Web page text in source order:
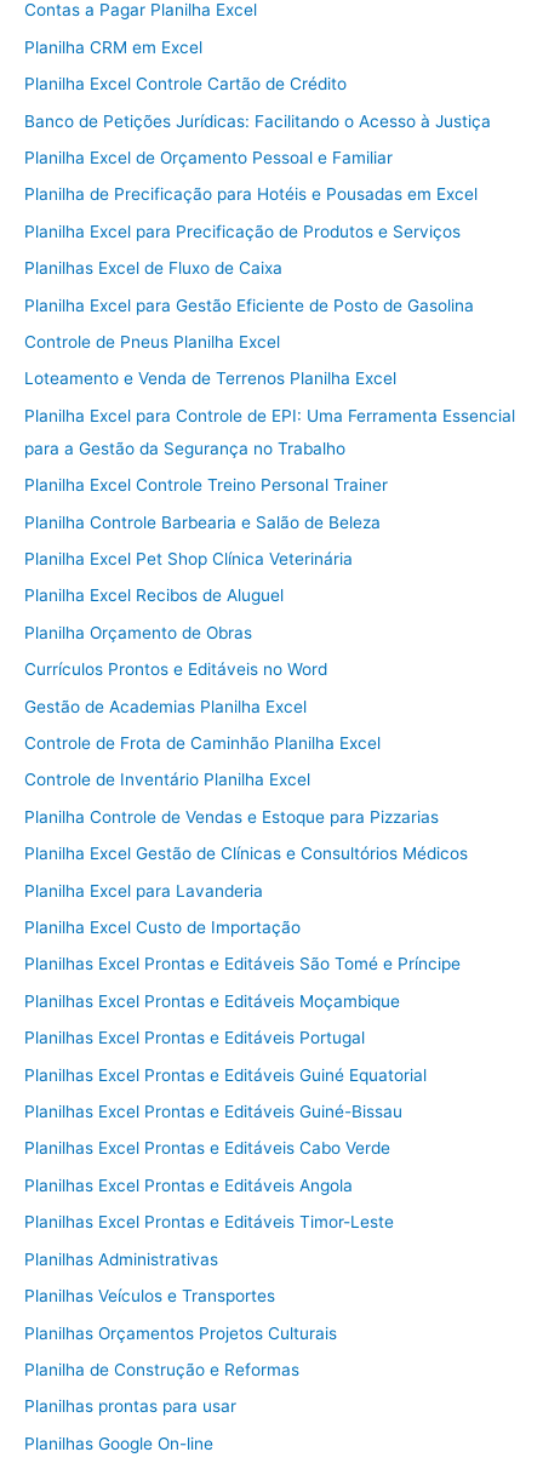
Contas a Pagar Planilha Excel
Planilha CRM em Excel
Planilha Excel Controle Cartão de Crédito
Banco de Petições Jurídicas: Facilitando o Acesso à Justiça
Planilha Excel de Orçamento Pessoal e Familiar
Planilha de Precificação para Hotéis e Pousadas em Excel
Planilha Excel para Precificação de Produtos e Serviços
Planilhas Excel de Fluxo de Caixa
Planilha Excel para Gestão Eficiente de Posto de Gasolina
Controle de Pneus Planilha Excel
Loteamento e Venda de Terrenos Planilha Excel
Planilha Excel para Controle de EPI: Uma Ferramenta Essencial
para a Gestão da Segurança no Trabalho
Planilha Excel Controle Treino Personal Trainer
Planilha Controle Barbearia e Salão de Beleza
Planilha Excel Pet Shop Clínica Veterinária
Planilha Excel Recibos de Aluguel
Planilha Orçamento de Obras
Currículos Prontos e Editáveis no Word
Gestão de Academias Planilha Excel
Controle de Frota de Caminhão Planilha Excel
Controle de Inventário Planilha Excel
Planilha Controle de Vendas e Estoque para Pizzarias
Planilha Excel Gestão de Clínicas e Consultórios Médicos
Planilha Excel para Lavanderia
Planilha Excel Custo de Importação
Planilhas Excel Prontas e Editáveis São Tomé e Príncipe
Planilhas Excel Prontas e Editáveis Moçambique
Planilhas Excel Prontas e Editáveis Portugal
Planilhas Excel Prontas e Editáveis Guiné Equatorial
Planilhas Excel Prontas e Editáveis Guiné-Bissau
Planilhas Excel Prontas e Editáveis Cabo Verde
Planilhas Excel Prontas e Editáveis Angola
Planilhas Excel Prontas e Editáveis Timor-Leste
Planilhas Administrativas
Planilhas Veículos e Transportes
Planilhas Orçamentos Projetos Culturais
Planilha de Construção e Reformas
Planilhas prontas para usar
Planilhas Google On-line